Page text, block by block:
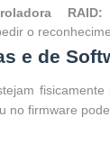
RAID:
o
e de
fisicamente
no firmware